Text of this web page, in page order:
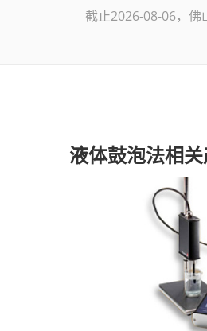
截止2026-08-06，佛
液体鼓泡法相